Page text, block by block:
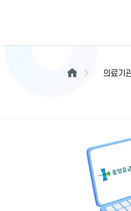
의료기